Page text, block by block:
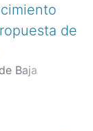
de
Baja
y